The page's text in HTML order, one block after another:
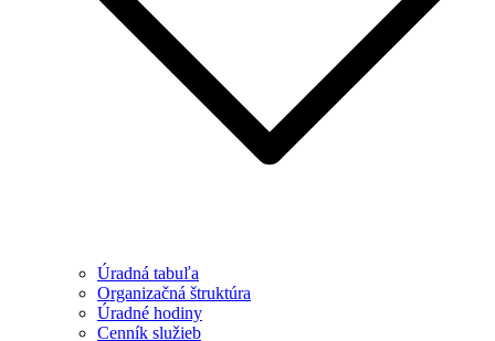
Úradná tabuľa
Organizačná štruktúra
Úradné hodiny
Cenník služieb